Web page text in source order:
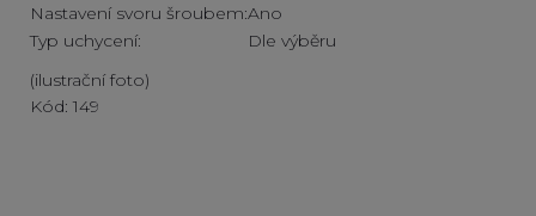
Nastavení svoru šroubem:Ano
Typ uchycení:
Dle výběru
(ilustrační foto)
Kód: 149